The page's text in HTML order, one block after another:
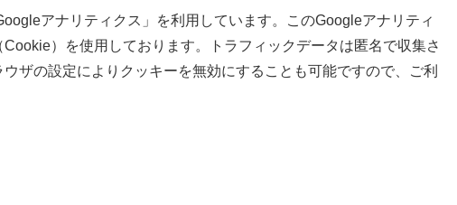
アナリティクス」を利用しています。このGoogleアナリティ
）を使用しております。トラフィックデータは匿名で収集さ
ザの設定によりクッキーを無効にすることも可能ですので、ご利